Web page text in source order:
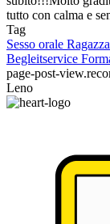
tutto con calma e
Tag
Sesso orale
Begleitservice
page-post-
Leno